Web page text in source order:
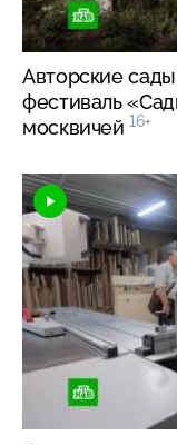
Авторские
фестиваль
москвичей 16+